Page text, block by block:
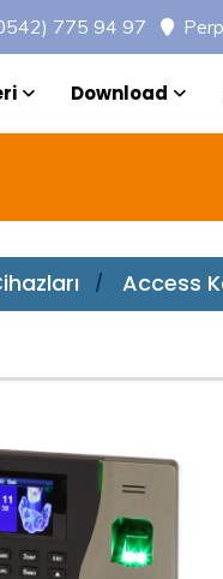
775 94 97
Download
Access